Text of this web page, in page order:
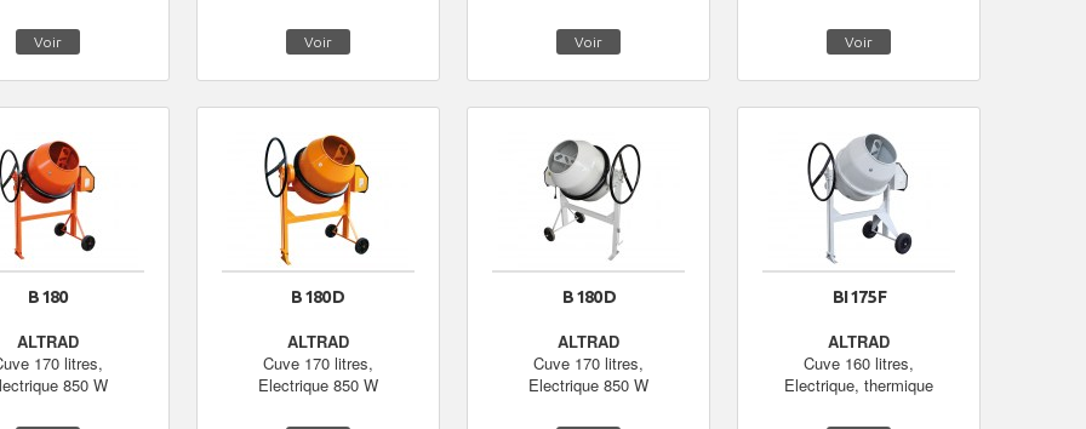
Voir Voir Voir Voir
B 180
ALTRAD
170 litres,
850 W
B 180 D
ALTRAD
Cuve 170 litres,
Electrique 850 W
B 180 D
ALTRAD
Cuve 170 litres,
Electrique 850 W
BI 175 F
ALTRAD
Cuve 160 litres,
Electrique, thermique